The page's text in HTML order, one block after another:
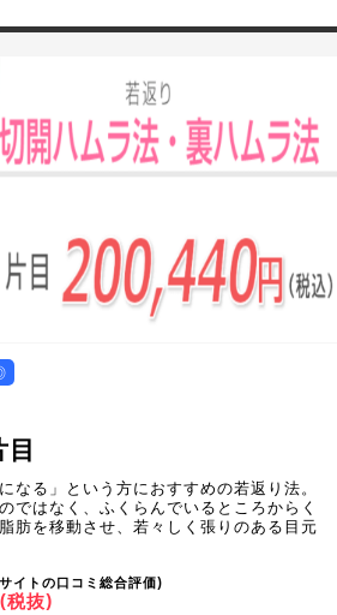
なる」という方におすすめの若返り法。
ではなく、ふくらんでいるところからく
肪を移動させ、若々しく張りのある目元
イトの口コミ総合評価)
抜)